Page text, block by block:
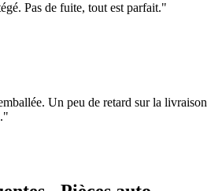
Pas de fuite, tout est parfait."
Un peu de retard sur la livraison